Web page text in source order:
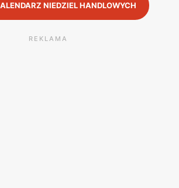
NIEDZIEL HANDLOWYCH
REKLAMA